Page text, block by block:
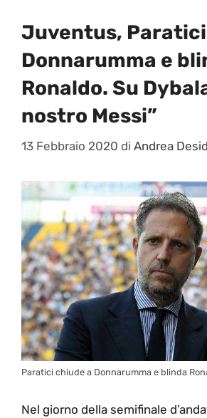
Juventus,
Donnarumma e
Ronaldo. Su
nostro Messi”
13 Febbraio 2020 di Andrea
Paratici chiude a Donnarumma e blinda
Nel giorno della semifinale